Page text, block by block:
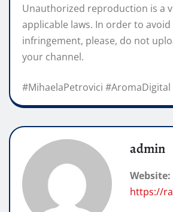
Unauthorized reproduction is a
applicable laws. In order to
infringement, please, do not
your channel.
#MihaelaPetrovici #AromaDigital
admin
Website:
https://